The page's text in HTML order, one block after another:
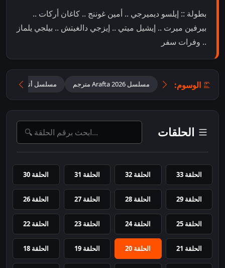
بطولة :: إيلسو ديميرجي .. أمين غوننج .. كاغان أركات ..
بيرفين ميرت .. إيشيل ميتي .. إيزجي دالغيتش .. بيلجي يلماز
.. وفرات سفر
الوسوم: مسلسل Arafta 2026 مترجم مسلسل أتيش
الحلقات
الحلقة 33 الحلقة 32 الحلقة 31 الحلقة 30
الحلقة 29 الحلقة 28 الحلقة 27 الحلقة 26
الحلقة 25 الحلقة 24 الحلقة 23 الحلقة 22
الحلقة 21 الحلقة 20 الحلقة 19 الحلقة 18